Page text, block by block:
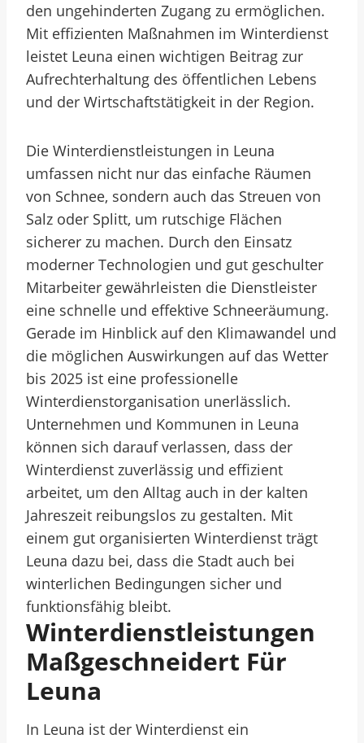
den ungehinderten Zugang zu ermöglichen.
Mit effizienten Maßnahmen im Winterdienst
leistet Leuna einen wichtigen Beitrag zur
Aufrechterhaltung des öffentlichen Lebens
und der Wirtschaftstätigkeit in der Region.
Die Winterdienstleistungen in Leuna
umfassen nicht nur das einfache Räumen
von Schnee, sondern auch das Streuen von
Salz oder Splitt, um rutschige Flächen
sicherer zu machen. Durch den Einsatz
moderner Technologien und gut geschulter
Mitarbeiter gewährleisten die Dienstleister
eine schnelle und effektive Schneeräumung.
Gerade im Hinblick auf den Klimawandel und
die möglichen Auswirkungen auf das Wetter
bis 2025 ist eine professionelle
Winterdienstorganisation unerlässlich.
Unternehmen und Kommunen in Leuna
können sich darauf verlassen, dass der
Winterdienst zuverlässig und effizient
arbeitet, um den Alltag auch in der kalten
Jahreszeit reibungslos zu gestalten. Mit
einem gut organisierten Winterdienst trägt
Leuna dazu bei, dass die Stadt auch bei
winterlichen Bedingungen sicher und
funktionsfähig bleibt.
Winterdienstleistungen
Maßgeschneidert Für
Leuna
In Leuna ist der Winterdienst ein